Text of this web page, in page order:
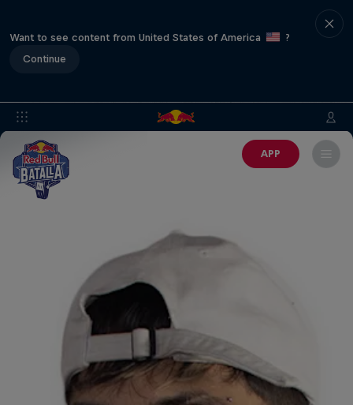
Want to see content from United States of America
?
Continue
APP